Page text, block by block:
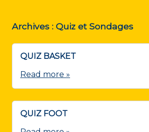
Archives : Quiz et Sondages
QUIZ BASKET
Read more »
QUIZ FOOT